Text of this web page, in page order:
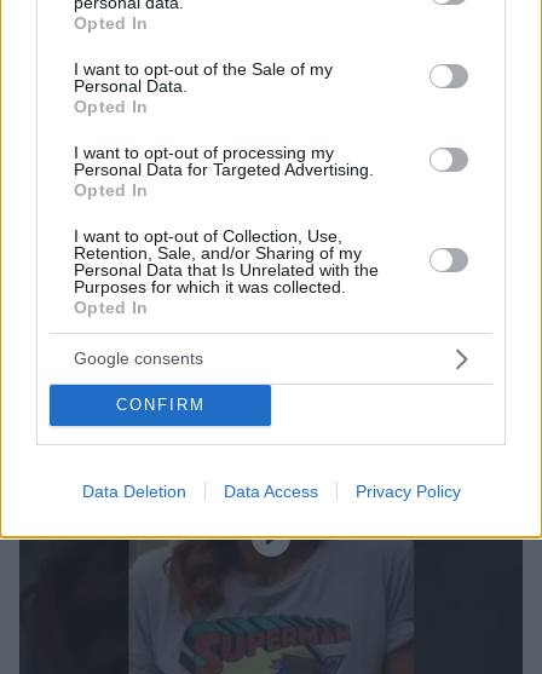
grant or deny consent to Google and its third-party tags to
use your data for below specified purposes in below Google
consent section.
Opted In
I want to opt-out of the Sale of my
Personal Data.
Opted In
I want to opt-out of processing my
Personal Data for Targeted Advertising.
Opted In
I want to opt-out of Collection, Use,
Retention, Sale, and/or Sharing of my
Personal Data that Is Unrelated with the
Purposes for which it was collected.
Opted In
Google consents
CONFIRM
Data Deletion Data Access Privacy Policy
πολύ γρήγορα για να βοηθήσουν. Αυτό που
είπαν είναι ότι ο άνδρας που έχασε τη ζωή του
πήδηξε στο φορτηγό για να σωθεί και
καταπλακώθηκε από τα μπάζα. Ήταν μεγάλη η
προσπάθεια να τον βγάλουν, παλεύανε πολύ
ώρα» κατέληξε στη μαρτυρία της η κάτοικος